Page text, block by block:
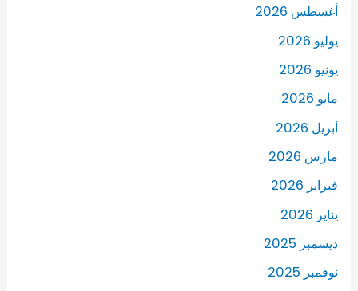
أغسطس 2026
يوليو 2026
يونيو 2026
مايو 2026
أبريل 2026
مارس 2026
فبراير 2026
يناير 2026
ديسمبر 2025
نوفمبر 2025